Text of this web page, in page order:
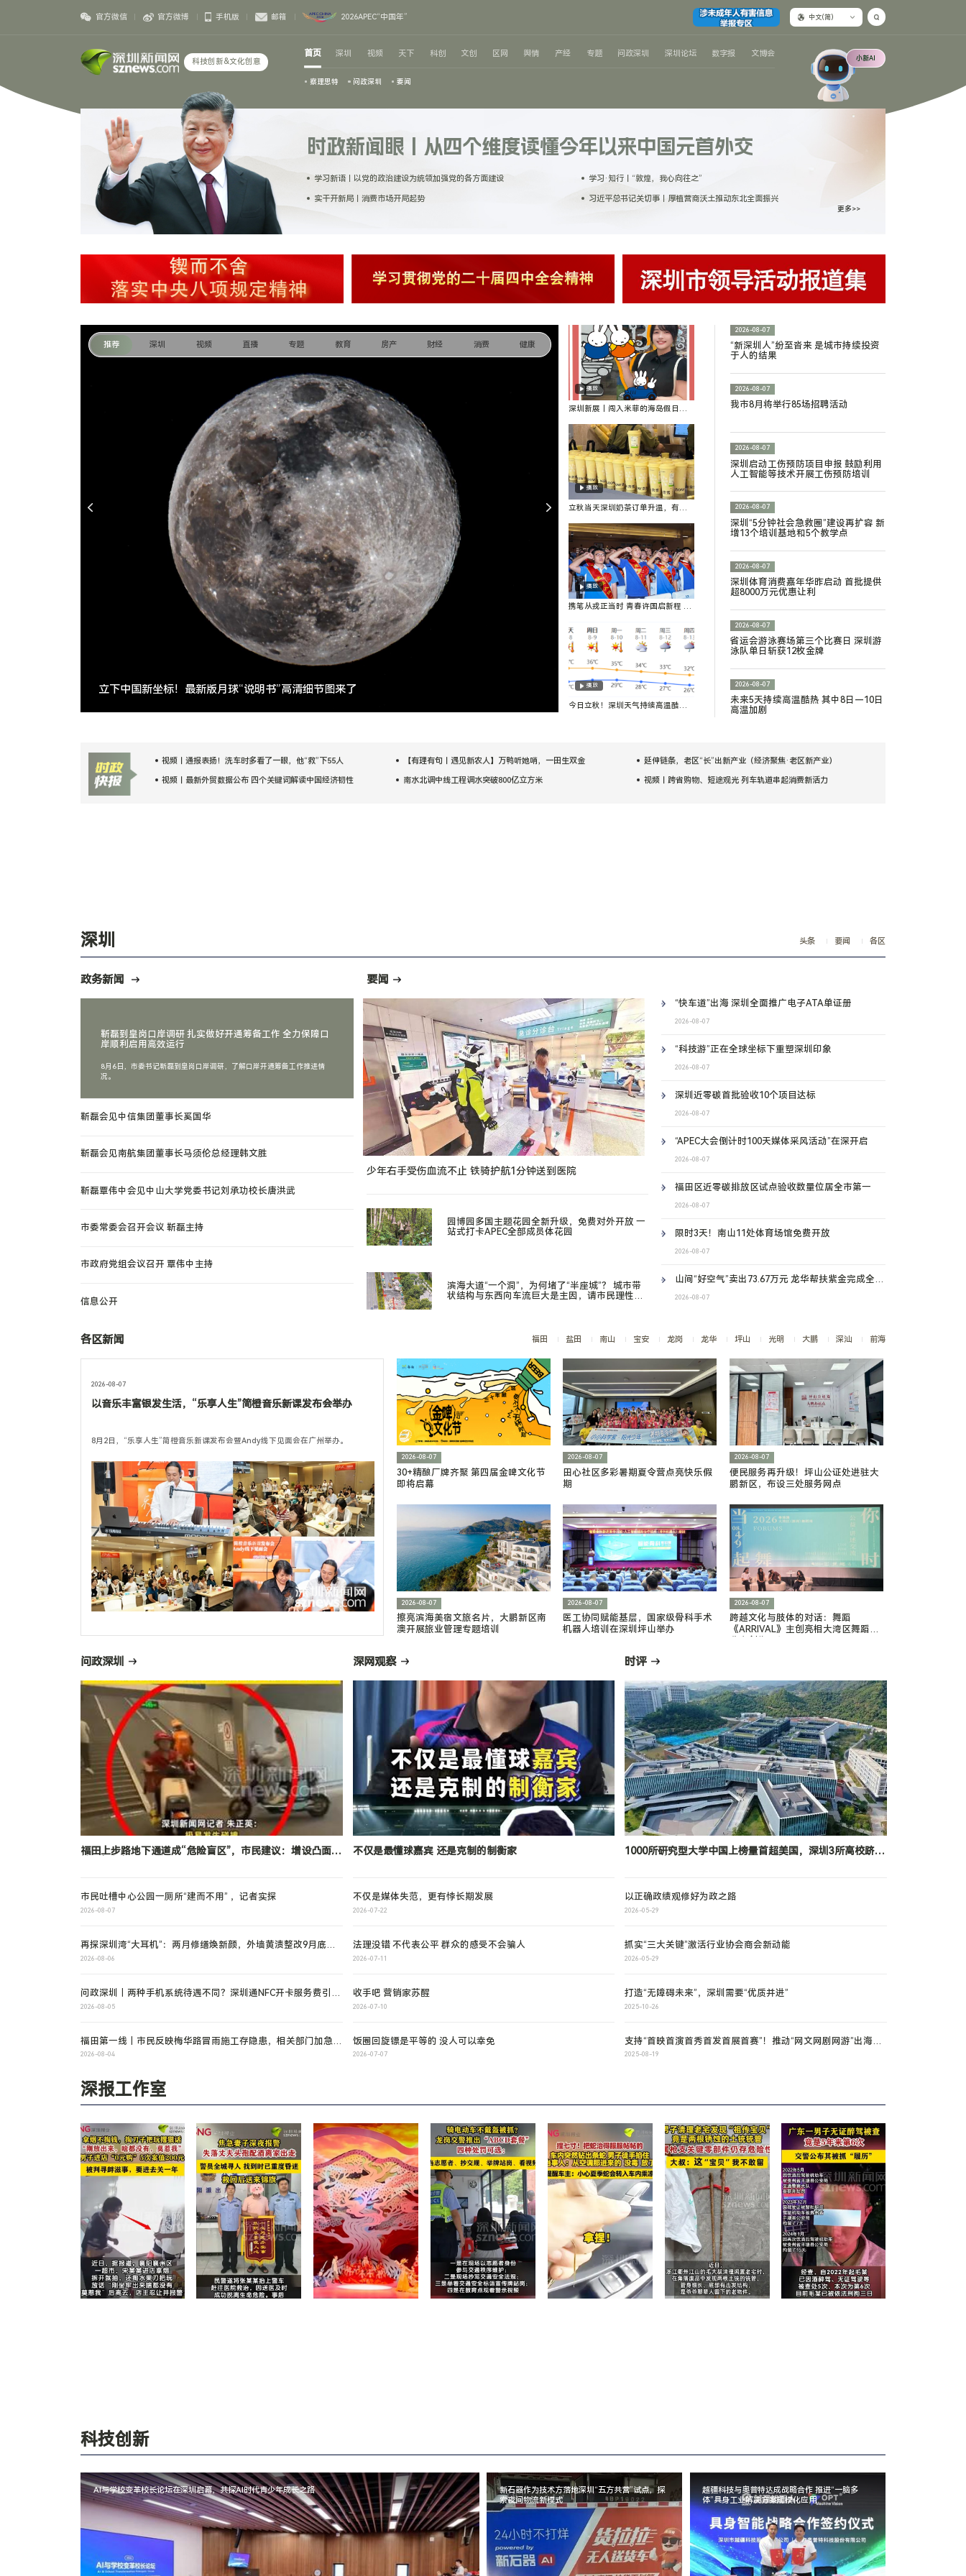
官方微信 官方微博 手机版 邮箱 2026APEC“中国年” 中文(简)
科技创新&文化创意
首页
察理思特 问政深圳 要闻
深圳 视频 天下 科创 文创 区网 舆情 产经 专题 问政深圳 深圳论坛 数字报 文博会 小新AI
时政新闻眼丨从四个维度读懂今年以来中国元首外交
学习新语｜以党的政治建设为统领加强党的各方面建设 学习·知行丨“敦煌，我心向往之”
实干开新局｜消费市场开局起势 习近平总书记关切事｜厚植营商沃土推动东北全面振兴
更多>>
推荐 深圳 视频 直播 专题 教育 房产 财经 消费 健康
立下中国新坐标！最新版月球“说明书”高清细节图来了 舞台扎根市井烟火 解锁夜间文旅融合新体验
播放
深圳新展｜闯入米菲的海岛假日，
播放
立秋当天深圳奶茶订单升温，有门
播放
携笔从戎正当时 青春许国启新程 深
（学）欢送仪式
播放
今日立秋！深圳天气持续高温酷
2026-08-07
“新深圳人”纷至沓来 是城市持续投资
于人的结果
2026-08-07
我市8月将举行85场招聘活动
2026-08-07
深圳启动工伤预防项目申报 鼓励利用
人工智能等技术开展工伤预防培训
2026-08-07
深圳“5分钟社会急救圈”建设再扩容 新
增13个培训基地和5个教学点
2026-08-07
深圳体育消费嘉年华昨启动 首批提供
超8000万元优惠让利
2026-08-07
省运会游泳赛场第三个比赛日 深圳游
泳队单日斩获12枚金牌
2026-08-07
未来5天持续高温酷热 其中8日—10日
高温加剧
视频丨最新外贸数据公布 四个关键词解读中国经济韧性 南水北调中线工程调水突破800亿立方米 视频丨跨省购物、短途观光 列车轨道串起消费新活力
视频丨跨省购物、短途观光 列车轨道串起消费新活力 三个场景看上海入境游新变化（大数据观察·中国服务） 长江十年行｜长江之畔的绿色回响——重庆涪陵睦和村的十年答卷
深圳 头条 要闻 各区
政务新闻
靳磊到皇岗口岸调研 扎实做好开通筹备工作 全力保障口
岸顺利启用高效运行
8月6日，市委书记靳磊到皇岗口岸调研，了解口岸开通筹备工作推进情
况。
靳磊会见中信集团董事长奚国华
靳磊会见南航集团董事长马须伦总经理韩文胜
靳磊覃伟中会见中山大学党委书记刘承功校长唐洪武
市委常委会召开会议 靳磊主持
市政府党组会议召开 覃伟中主持
信息公开
要闻
少年右手受伤血流不止 铁骑护航1分钟送到医院
园博园多国主题花园全新升级，免费对外开放 一
站式打卡APEC全部成员体花园
滨海大道“一个洞”，为何堵了“半座城”？ 城市带
状结构与东西向车流巨大是主因，请市民理性看
“快车道”出海 深圳全面推广电子ATA单证册
2026-08-07
“科技游”正在全球坐标下重塑深圳印象
2026-08-07
深圳近零碳首批验收10个项目达标
2026-08-07
“APEC大会倒计时100天媒体采风活动”在深开启
2026-08-07
福田区近零碳排放区试点验收数量位居全市第一
2026-08-07
限时3天！南山11处体育场馆免费开放
2026-08-07
山间“好空气”卖出73.67万元 龙华帮扶紫金完成全省
2026-08-07
各区新闻 福田 盐田 南山 宝安 龙岗 龙华 坪山 光明 大鹏 深汕 前海
2026-08-07
以音乐丰富银发生活，“乐享人生”简橙音乐新课发布会举办
8月2日，“乐享人生”简橙音乐新课发布会暨Andy线下见面会在广州举办。
2026-08-07
30+精酿厂牌齐聚 第四届金啤文化节
即将启幕
2026-08-07
田心社区多彩暑期夏令营点亮快乐假
期
2026-08-07
便民服务再升级！坪山公证处进驻大
鹏新区，布设三处服务网点
2026-08-07
擦亮滨海美宿文旅名片，大鹏新区南
澳开展旅业管理专题培训
2026-08-07
医工协同赋能基层，国家级骨科手术
机器人培训在深圳坪山举办
2026-08-07
跨越文化与肢体的对话：舞蹈
《ARRIVAL》主创亮相大湾区舞蹈周
问政深圳
福田上步路地下通道成“危险盲区”，市民建议：增设凸面
市民吐槽中心公园一厕所“建而不用” ，记者实探
2026-08-07
再探深圳湾“大耳机”：两月修缮焕新颜，外墙黄渍整改9月底完
工
2026-08-06
问政深圳｜两种手机系统待遇不同？深圳通NFC开卡服务费引发
质疑！回应来了
2026-08-05
福田第一线｜市民反映梅华路冒雨施工存隐患，相关部门加急整
改修复，预计8月5日完工
2026-08-04
深网观察
不仅是最懂球嘉宾 还是克制的制衡家
不仅是媒体失范，更有悖长期发展
2026-07-22
​法理没错 不代表公平 群众的感受不会骗人
2026-07-11
收手吧 营销家苏醒
2026-07-10
饭圈回旋镖是平等的 没人可以幸免
2026-07-07
时评
1000所研究型大学中国上榜量首超美国，深圳3所高校跻身
以正确政绩观修好为政之路
2026-05-29
抓实“三大关键”激活行业协会商会新动能
2026-05-29
打造“无障碍未来”，深圳需要“优质并进”
2025-10-26
支持“首映首演首秀首发首展首赛”！推动“网文网剧网游”出海：
深圳数字创意产业迎来世纪风口
2025-08-19
深报工作室
科技创新
AI与学校变革校长论坛在深圳启幕，共探AI时代青少年成长之路
新石器作为技术方落地深圳“五方共营”试点，探
索夜间物流新模式
越疆科技与奥普特达成战略合作 推进“一脑多
体”具身工业解决方案规模化应用